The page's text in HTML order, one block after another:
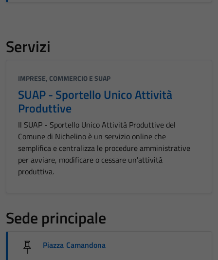
Servizi
IMPRESE, COMMERCIO E SUAP
SUAP - Sportello Unico Attività
Produttive
Il SUAP - Sportello Unico Attività Produttive del
Comune di Nichelino è un servizio online che
semplifica e centralizza le procedure amministrative
per avviare, modificare o cessare un'attività
produttiva.
Sede principale
Piazza Camandona